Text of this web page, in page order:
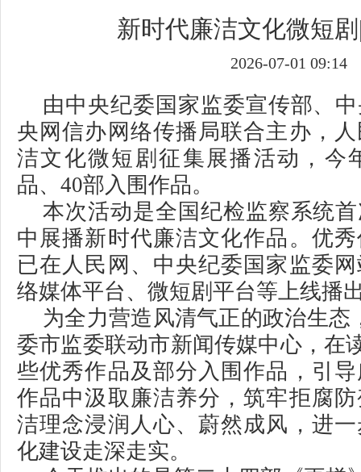
新时代廉洁文化微短
2026-07-01 09:14
由中央纪委国家监委宣传部、
央网信办网络传播局联合主办，
洁文化微短剧征集展播活动，今
品、40部入围作品。
本次活动是全国纪检监察系统
中展播新时代廉洁文化作品。优
已在人民网、中央纪委国家监委
络媒体平台、微短剧平台等上线播
为全力营造风清气正的政治生态
委市监委联动市新闻传媒中心，在
些优秀作品及部分入围作品，引
作品中汲取廉洁养分，筑牢拒腐
洁理念浸润人心、蔚然成风，进
化建设走深走实。